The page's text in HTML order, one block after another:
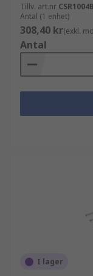
Tillv. art.nr CSR1004B
Antal (1 enhet)
308,40 kr(exkl.
Antal
I lager